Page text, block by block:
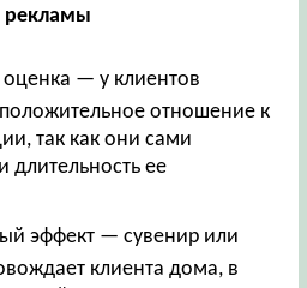
рекламы
— у клиентов
отношение к
так как они сами
ее
эффект — сувенир или
клиента дома, в